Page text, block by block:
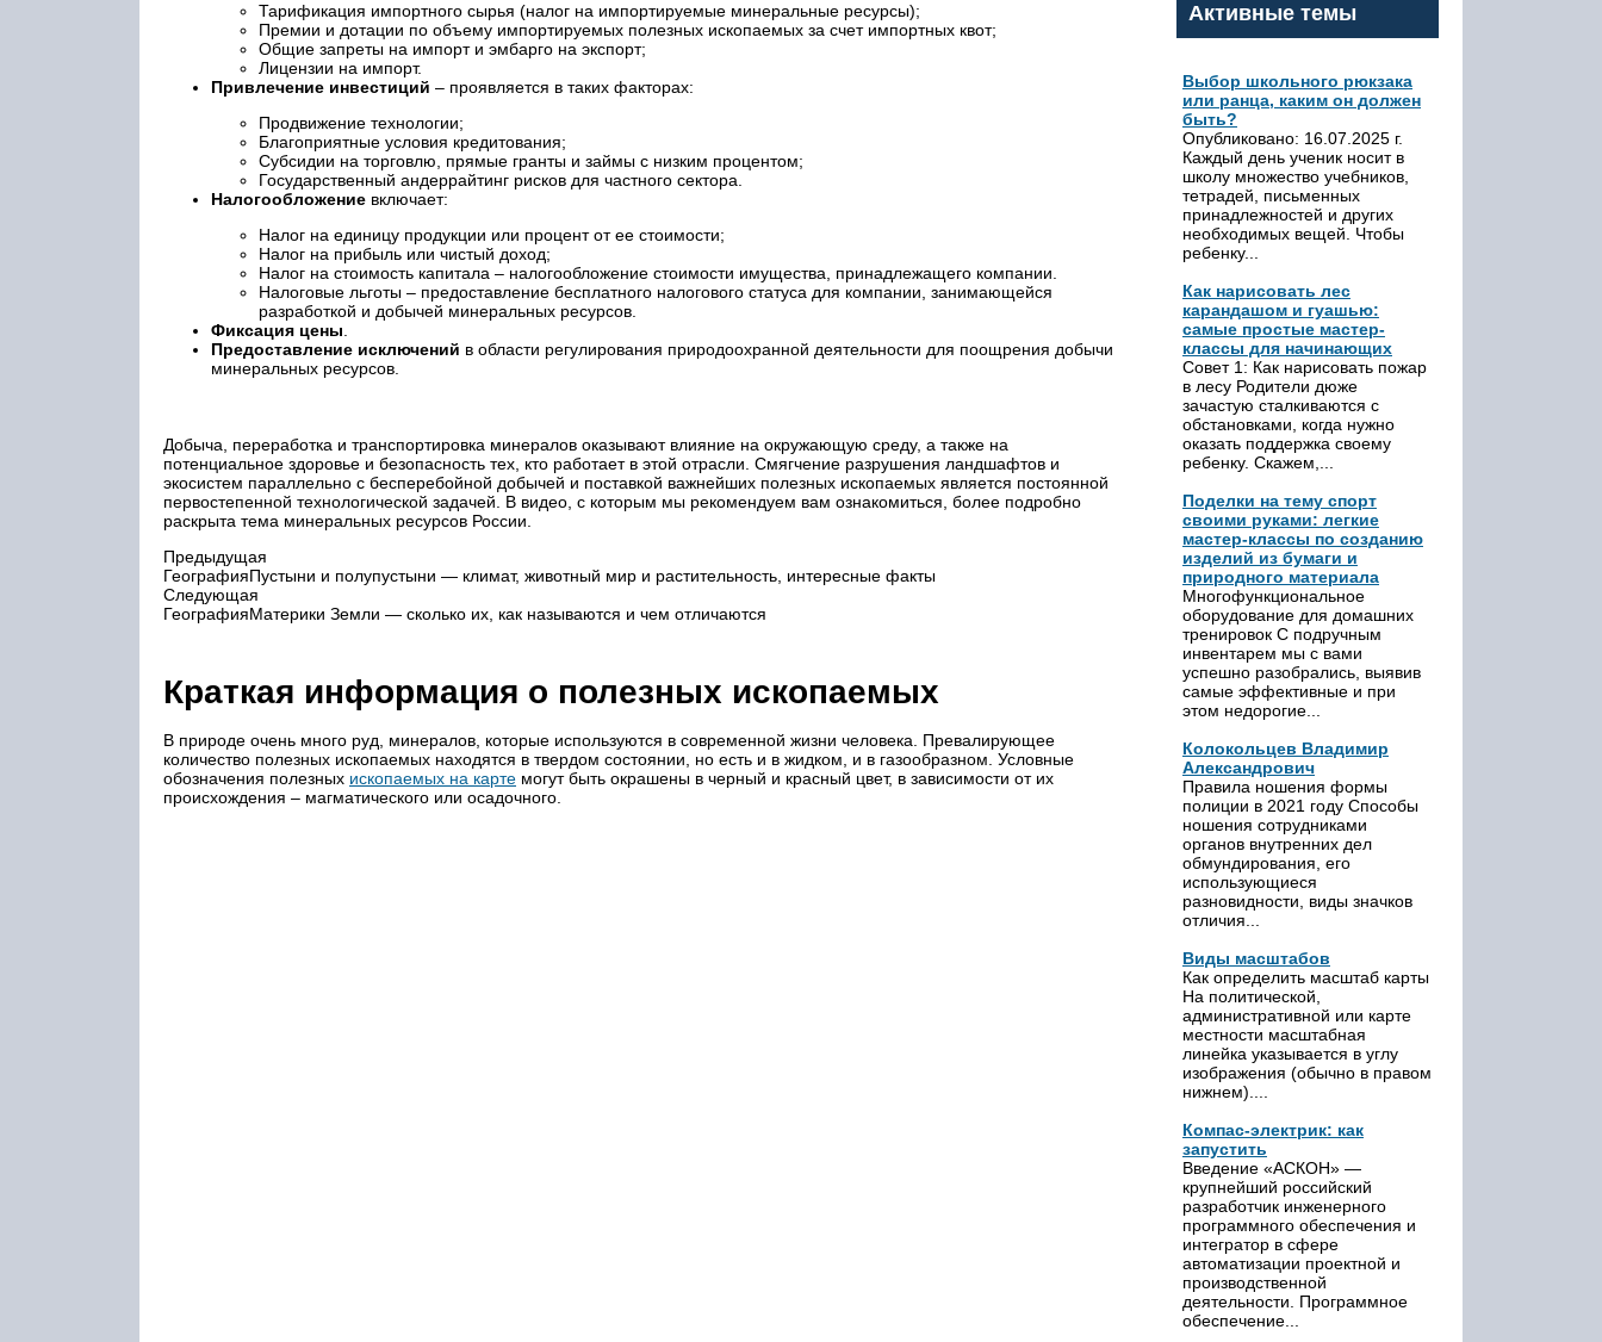
Тарификация импортного сырья (налог на импортируемые минеральные ресурсы);
Премии и дотации по объему импортируемых полезных ископаемых за счет импортных квот;
Общие запреты на импорт и эмбарго на экспорт;
Лицензии на импорт.
Привлечение инвестиций – проявляется в таких факторах:
Продвижение технологии;
Благоприятные условия кредитования;
Субсидии на торговлю, прямые гранты и займы с низким процентом;
Государственный андеррайтинг рисков для частного сектора.
Налогообложение включает:
Налог на единицу продукции или процент от ее стоимости;
Налог на прибыль или чистый доход;
Налог на стоимость капитала – налогообложение стоимости имущества, принадлежащего компании.
Налоговые льготы – предоставление бесплатного налогового статуса для компании, занимающейся
разработкой и добычей минеральных ресурсов.
Фиксация цены
Предоставление исключений в области регулирования природоохранной деятельности для поощрения добычи
минеральных ресурсов.
Добыча, переработка и транспортировка минералов оказывают влияние на окружающую среду, а также на
потенциальное здоровье и безопасность тех, кто работает в этой отрасли. Смягчение разрушения ландшафтов и
экосистем параллельно с бесперебойной добычей и поставкой важнейших полезных ископаемых является постоянной
первостепенной технологической задачей. В видео, с которым мы рекомендуем вам ознакомиться, более подробно
раскрыта тема минеральных ресурсов России.
Предыдущая
ГеографияПустыни и полупустыни — климат, животный мир и растительность, интересные факты
Следующая
ГеографияМатерики Земли — сколько их, как называются и чем отличаются
Краткая информация о полезных ископаемых
В природе очень много руд, минералов, которые используются в современной жизни человека. Превалирующее
количество полезных ископаемых находятся в твердом состоянии, но есть и в жидком, и в газообразном. Условные
обозначения полезных ископаемых на карте могут быть окрашены в черный и красный цвет, в зависимости от их
происхождения – магматического или осадочного.
Активные темы
Выбор школьного рюкзака
или ранца, каким он должен
быть?
Опубликовано: 16.07.2025 г.
Каждый день ученик носит в
школу множество учебников,
тетрадей, письменных
принадлежностей и других
необходимых вещей. Чтобы
ребенку...
Как нарисовать лес
карандашом и гуашью:
самые простые мастер-
классы для начинающих
Совет 1: Как нарисовать пожар
в лесу Родители дюже
зачастую сталкиваются с
обстановками, когда нужно
оказать поддержка своему
ребенку. Скажем,...
Поделки на тему спорт
своими руками: легкие
мастер-классы по созданию
изделий из бумаги и
природного материала
Многофункциональное
оборудование для домашних
тренировок С подручным
инвентарем мы с вами
успешно разобрались, выявив
самые эффективные и при
этом недорогие...
Колокольцев Владимир
Александрович
Правила ношения формы
полиции в 2021 году Способы
ношения сотрудниками
органов внутренних дел
обмундирования, его
использующиеся
разновидности, виды значков
отличия...
Виды масштабов
Как определить масштаб карты
На политической,
административной или карте
местности масштабная
линейка указывается в углу
изображения (обычно в правом
нижнем)....
Компас-электрик: как
запустить
Введение «АСКОН» —
крупнейший российский
разработчик инженерного
программного обеспечения и
интегратор в сфере
автоматизации проектной и
производственной
деятельности. Программное
обеспечение...